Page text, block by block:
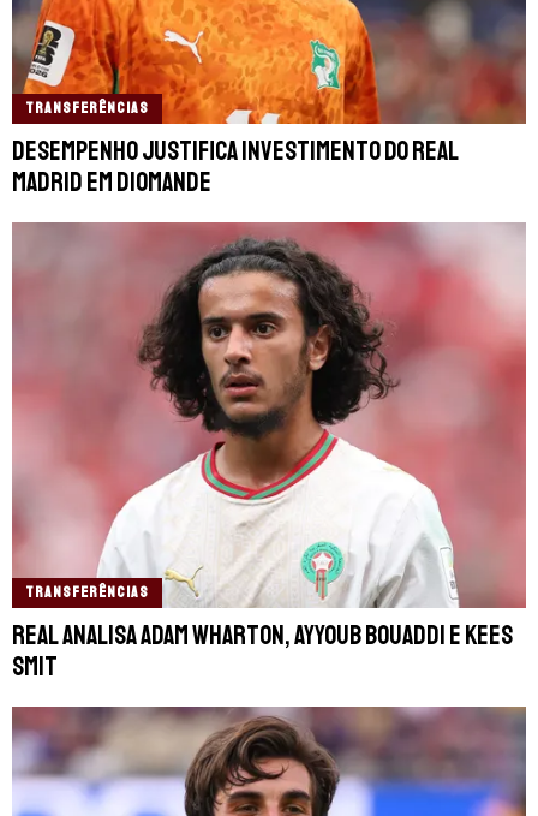
TRANSFERÊNCIAS
Desempenho justifica investimento do Real
Madrid em Diomande
TRANSFERÊNCIAS
Real analisa Adam Wharton, Ayyoub Bouaddi e Kees
Smit